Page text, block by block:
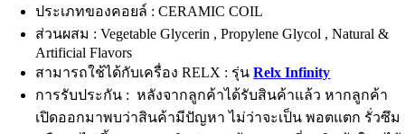
ประเภทของคอยล์ : CERAMIC COIL
ส่วนผสม :Vegetable Glycerin , Propylene Glycol , Natural &
Artificial Flavors
สามารถใช้ได้กับเครื่อง RELX : รุ่นRelx Infinity
การรับประกัน : หลังจากลูกค้าได้รับสินค้าแล้ว หากลูกค้า
เปิดออกมาพบว่าสินค้ามีปัญหา ไม่ว่าจะเป็น พอตแตก รั่วซึม